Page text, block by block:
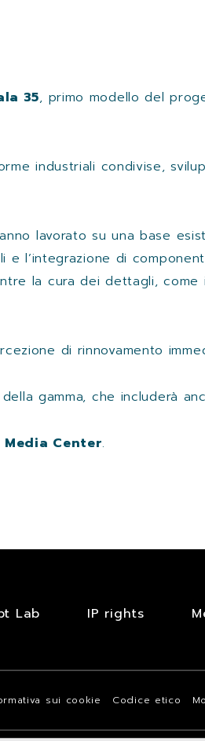
35, primo modello del
industriali condivise,
lavorato su una base
e l’integrazione di
la cura dei dettagli,
di rinnovamento
gamma, che includerà
Media Center.
Lab IP rights
sui cookie Codice etico